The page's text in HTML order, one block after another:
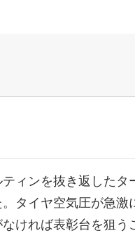
ィンを抜き返したタ
タイヤ空気圧が急激
ければ表彰台を狙う